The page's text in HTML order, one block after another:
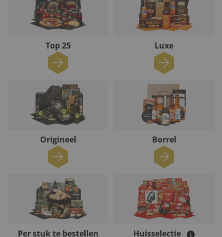
Top 25 Luxe
Origineel Borrel
Per stuk te bestellen Huisselectie